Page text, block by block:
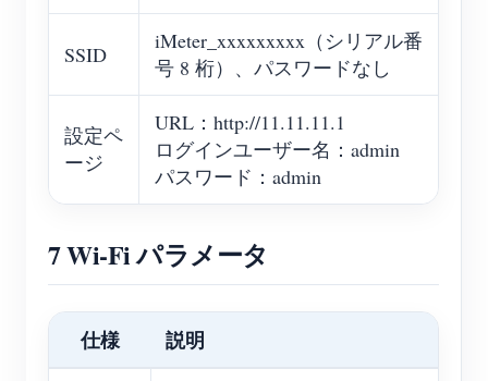
SSID
iMeter_xxxxxxxxx（シリアル番
号 8 桁）、パスワードなし
設定ペ
ージ
URL：http://11.11.11.1
ログインユーザー名：admin
パスワード：admin
7 Wi-Fi パラメータ
仕様 説明